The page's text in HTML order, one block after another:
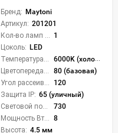
Бренд: Maytoni
Артикул: 201201
Кол-во ламп или LED: 1
Цоколь: LED
Температура света:
6000K (холодный)
Цветопередача (CRI):
80 (базовая)
Угол рассеивания света °:
120
Защита IP: 65 (уличный)
Световой поток Лм/м:
730
Мощность Вт/м: 8
Высота: 4.5 мм